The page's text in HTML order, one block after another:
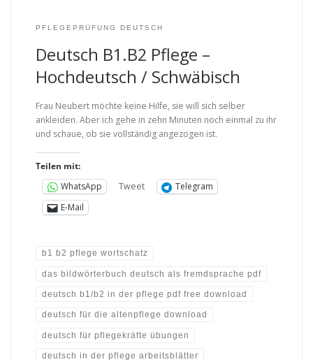
PFLEGEPRÜFUNG DEUTSCH
Deutsch B1.B2 Pflege –
Hochdeutsch / Schwäbisch
Frau Neubert möchte keine Hilfe, sie will sich selber
ankleiden. Aber ich gehe in zehn Minuten noch einmal zu ihr
und schaue, ob sie vollständig angezogen ist.
Teilen mit:
WhatsApp
Tweet
Telegram
E-Mail
b1 b2 pflege wortschatz
das bildwörterbuch deutsch als fremdsprache pdf
deutsch b1/b2 in der pflege pdf free download
deutsch für die altenpflege download
deutsch für pflegekräfte übungen
deutsch in der pflege arbeitsblätter